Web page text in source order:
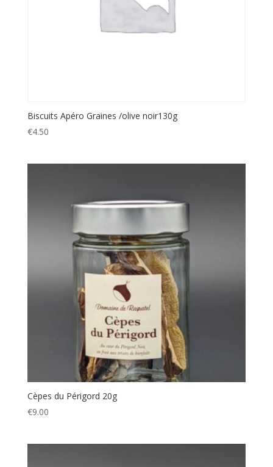
Biscuits Apéro Graines /olive noir130g
€4.50
Cèpes du Périgord 20g
€9.00